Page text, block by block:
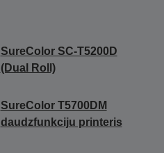
SureColor SC-T5200D
(Dual Roll)
SureColor T5700DM
daudzfunkciju printeris